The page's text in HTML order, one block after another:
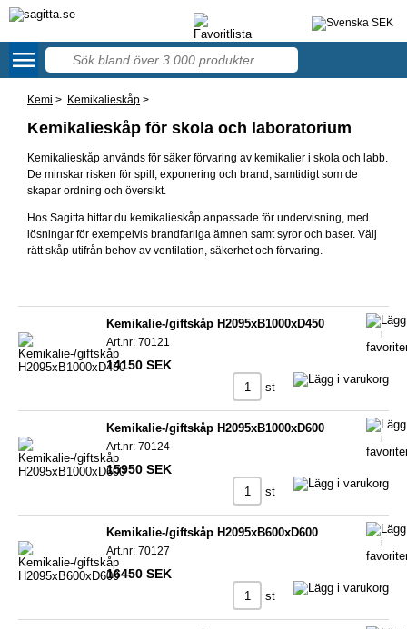
57
menu
Kemi > Kemikalieskåp >
Kemikalieskåp för skola och laboratorium
Kemikalieskåp används för säker förvaring av kemikalier i skola och labb.
De minskar risken för spill, exponering och brand, samtidigt som de
skapar ordning och översikt.
Hos Sagitta hittar du kemikalieskåp anpassade för undervisning, med
lösningar för exempelvis brandfarliga ämnen samt syror och baser. Välj
rätt skåp utifrån behov av ventilation, säkerhet och förvaring.
Kemikalie-/giftskåp H2095xB1000xD450
Art.nr: 70121
14150 SEK
st
Kemikalie-/giftskåp H2095xB1000xD600
Art.nr: 70124
15950 SEK
st
Kemikalie-/giftskåp H2095xB600xD600
Art.nr: 70127
16450 SEK
st